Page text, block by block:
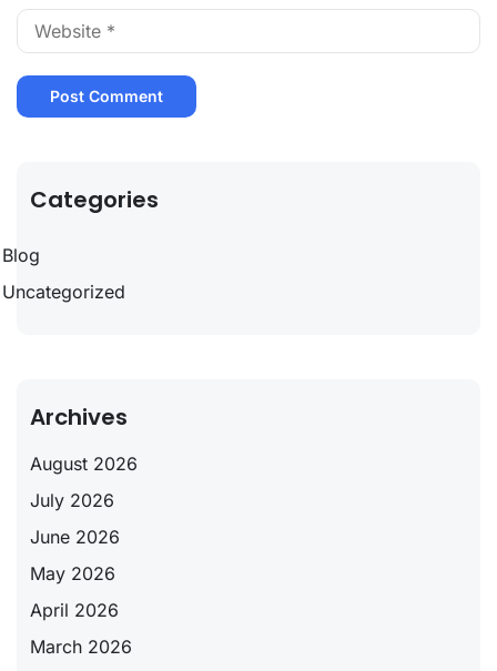
Categories
Blog
Uncategorized
Archives
August 2026
July 2026
June 2026
May 2026
April 2026
March 2026